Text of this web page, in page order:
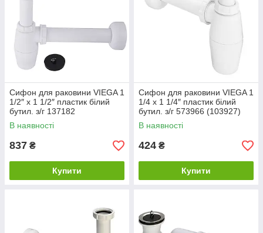
Сифон для раковини VIEGA 1
1/2″ x 1 1/2″ пластик білий
бутил. з/г 137182
В наявності
837 ₴
Купити
Сифон для раковини VIEGA 1
1/4 x 1 1/4″ пластик білий
бутил. з/г 573966 (103927)
В наявності
424 ₴
Купити